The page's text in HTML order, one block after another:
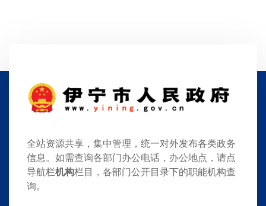
全站资源共享，集中管理，统一对外发布各类政务
信息。如需查询各部门办公电话，办公地点，请点
导航栏机构栏目，各部门公开目录下的职能机构查
询。